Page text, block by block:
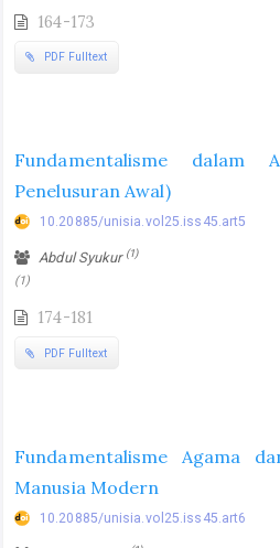
164-173
PDF Fulltext
Fundamentalisme dalam
Penelusuran Awal)
10.20885/unisia.vol25.iss45.art5
Abdul Syukur (1)
(1)
174-181
PDF Fulltext
Fundamentalisme Agama
Manusia Modern
10.20885/unisia.vol25.iss45.art6